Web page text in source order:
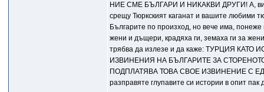
НИЕ СМЕ БЪЛГАРИ И НИКАКВИ ДРУГИ! А, вие
срещу Тюркският каганат и вашите любими
Българите по произход, но вече има,
жени и дъщери, крадяха ги, земаха ги за
трябва да излезе и да каже: ТУРЦИЯ
ИЗВИНЕНИЯ НА БЪЛГАРИТЕ ЗА
ПОДПЛАТЯВА ТОВА СВОЕ ИЗВИНЕНИЕ С ЕДИ
разправяте глупавите си истории в опит